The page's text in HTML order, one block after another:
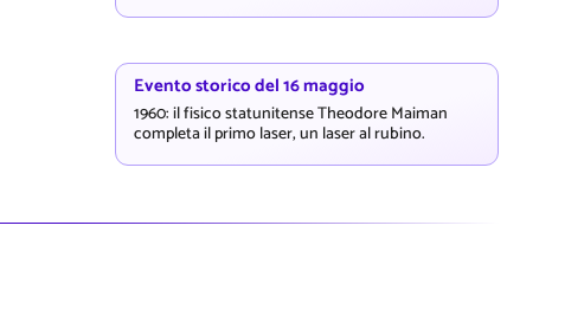
Evento storico del 16 maggio
1960: il fisico statunitense Theodore Maiman
completa il primo laser, un laser al rubino.